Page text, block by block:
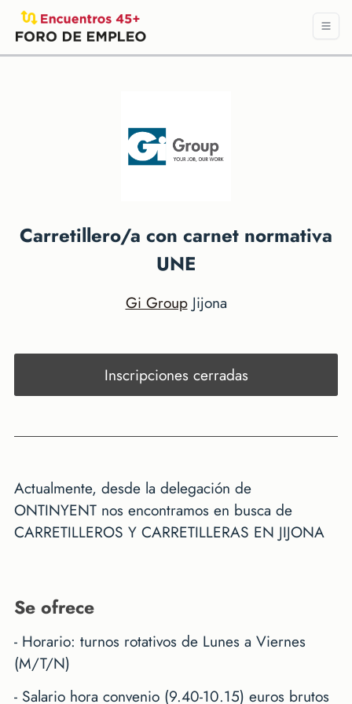
Carretillero/a con carnet normativa
UNE
Gi Group Jijona
Inscripciones cerradas
Actualmente, desde la delegación de
ONTINYENT nos encontramos en busca de
CARRETILLEROS Y CARRETILLERAS EN JIJONA
se ofrece
- Horario: turnos rotativos de Lunes a Viernes
(M/T/N)
- Salario hora convenio (9.40-10.15) euros brutos